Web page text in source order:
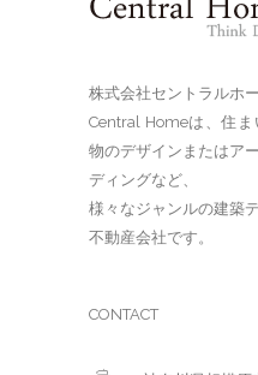
株式会社セントラルホ
Central Homeは、住
物のデザインまたはア
ディングなど、
様々なジャンルの建築
不動産会社です。
CONTACT